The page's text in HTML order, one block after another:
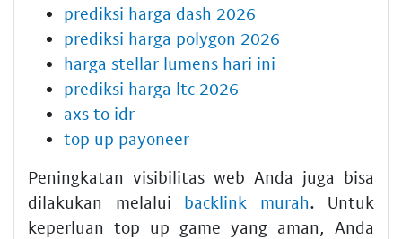
prediksi harga dash 2026
prediksi harga polygon 2026
harga stellar lumens hari ini
prediksi harga ltc 2026
axs to idr
top up payoneer
Peningkatan visibilitas web Anda juga bisa
dilakukan melalui backlink murah. Untuk
keperluan top up game yang aman, Anda